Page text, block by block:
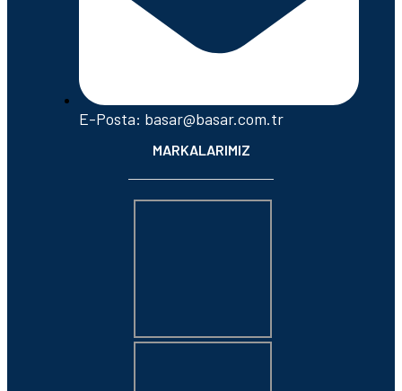
E-Posta: basar@basar.com.tr
MARKALARIMIZ